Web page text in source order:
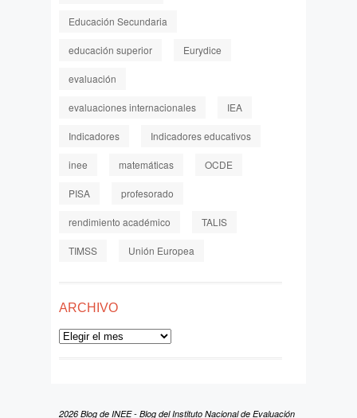
Educación Secundaria
educación superior Eurydice
evaluación
evaluaciones internacionales IEA
Indicadores Indicadores educativos
inee matemáticas OCDE
PISA profesorado
rendimiento académico TALIS
TIMSS Unión Europea
ARCHIVO
Archivo
2026 Blog de INEE - Blog del Instituto Nacional de Evaluación